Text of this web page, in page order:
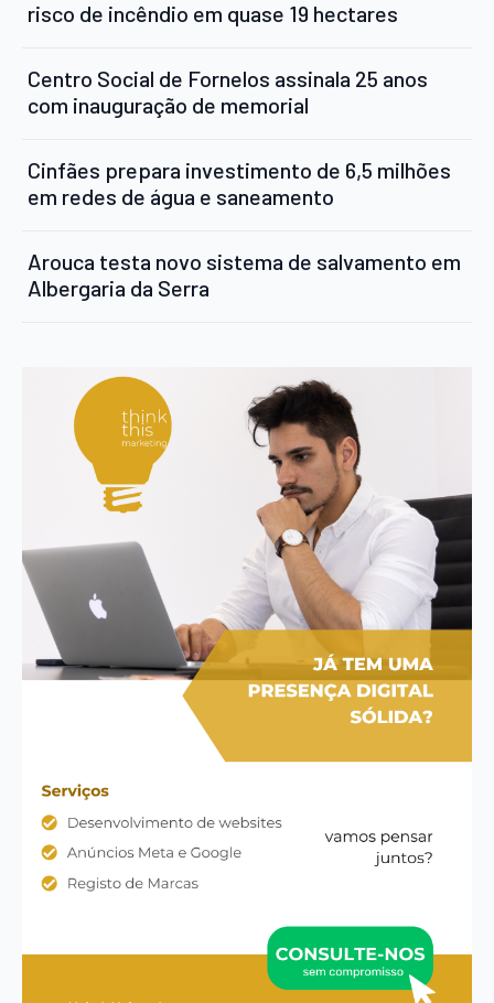
risco de incêndio em quase 19 hectares
Centro Social de Fornelos assinala 25 anos
com inauguração de memorial
Cinfães prepara investimento de 6,5 milhões
em redes de água e saneamento
Arouca testa novo sistema de salvamento em
Albergaria da Serra